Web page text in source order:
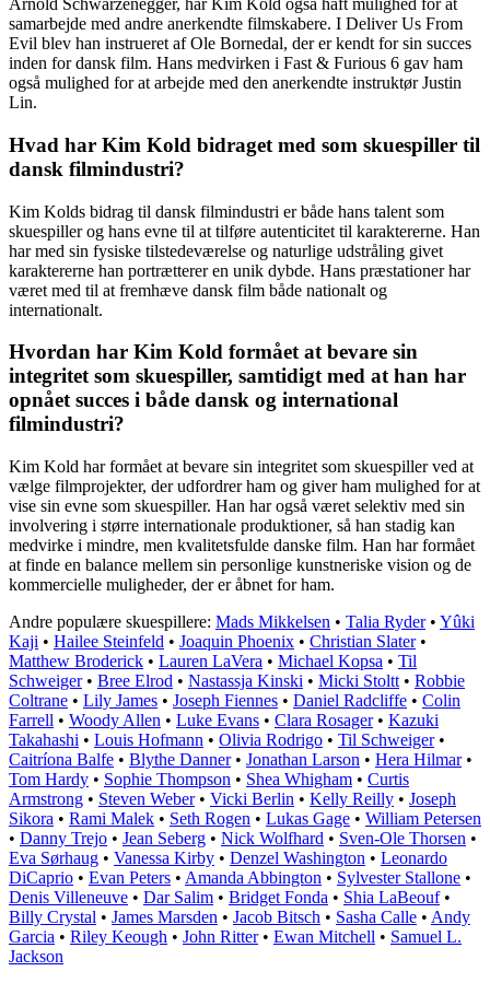
Arnold Schwarzenegger, har Kim Kold også haft mulighed for at
samarbejde med andre anerkendte filmskabere. I Deliver Us From
Evil blev han instrueret af Ole Bornedal, der er kendt for sin succes
inden for dansk film. Hans medvirken i Fast & Furious 6 gav ham
også mulighed for at arbejde med den anerkendte instruktør Justin
Lin.
Hvad har Kim Kold bidraget med som skuespiller til
dansk filmindustri?
Kim Kolds bidrag til dansk filmindustri er både hans talent som
skuespiller og hans evne til at tilføre autenticitet til karaktererne. Han
har med sin fysiske tilstedeværelse og naturlige udstråling givet
karaktererne han portrætterer en unik dybde. Hans præstationer har
været med til at fremhæve dansk film både nationalt og
internationalt.
Hvordan har Kim Kold formået at bevare sin
integritet som skuespiller, samtidigt med at han har
opnået succes i både dansk og international
filmindustri?
Kim Kold har formået at bevare sin integritet som skuespiller ved at
vælge filmprojekter, der udfordrer ham og giver ham mulighed for at
vise sin evne som skuespiller. Han har også været selektiv med sin
involvering i større internationale produktioner, så han stadig kan
medvirke i mindre, men kvalitetsfulde danske film. Han har formået
at finde en balance mellem sin personlige kunstneriske vision og de
kommercielle muligheder, der er åbnet for ham.
Andre populære skuespillere: Mads Mikkelsen • Talia Ryder• Yûki
Kaji • Hailee Steinfeld • Joaquin Phoenix • Christian Slater•
Matthew Broderick • Lauren LaVera • Michael Kopsa • Til
Schweiger• Bree Elrod • Nastassja Kinski • Micki Stoltt • Robbie
Coltrane • Lily James • Joseph Fiennes • Daniel Radcliffe • Colin
Farrell • Woody Allen • Luke Evans • Clara Rosager• Kazuki
Takahashi • Louis Hofmann • Olivia Rodrigo • Til Schweiger•
Caitríona Balfe • Blythe Danner• Jonathan Larson • Hera Hilmar•
Tom Hardy • Sophie Thompson • Shea Whigham • Curtis
Armstrong • Steven Weber• Vicki Berlin • Kelly Reilly • Joseph
Sikora • Rami Malek • Seth Rogen • Lukas Gage • William Petersen
• Danny Trejo • Jean Seberg • Nick Wolfhard • Sven-Ole Thorsen •
Eva Sørhaug • Vanessa Kirby • Denzel Washington • Leonardo
DiCaprio • Evan Peters • Amanda Abbington • Sylvester Stallone •
Denis Villeneuve • Dar Salim • Bridget Fonda • Shia LaBeouf•
Billy Crystal • James Marsden • Jacob Bitsch • Sasha Calle • Andy
Garcia • Riley Keough • John Ritter• Ewan Mitchell • Samuel L.
Jackson